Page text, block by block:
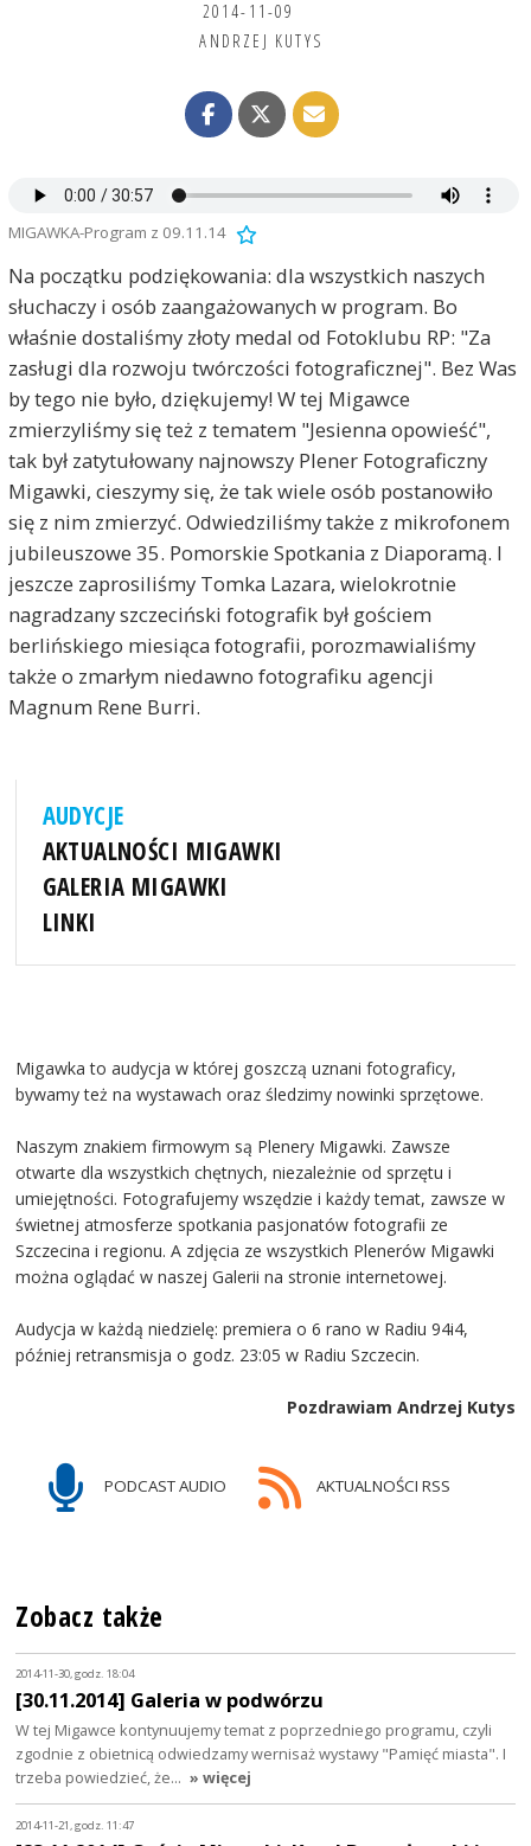
2014-11-09
ANDRZEJ KUTYS
MIGAWKA-Program z 09.11.14
Na początku podziękowania: dla wszystkich naszych
słuchaczy i osób zaangażowanych w program. Bo
właśnie dostaliśmy złoty medal od Fotoklubu RP: "Za
zasługi dla rozwoju twórczości fotograficznej". Bez Was
by tego nie było, dziękujemy! W tej Migawce
zmierzyliśmy się też z tematem "Jesienna opowieść",
tak był zatytułowany najnowszy Plener Fotograficzny
Migawki, cieszymy się, że tak wiele osób postanowiło
się z nim zmierzyć. Odwiedziliśmy także z mikrofonem
jubileuszowe 35. Pomorskie Spotkania z Diaporamą. I
jeszcze zaprosiliśmy Tomka Lazara, wielokrotnie
nagradzany szczeciński fotografik był gościem
berlińskiego miesiąca fotografii, porozmawialiśmy
także o zmarłym niedawno fotografiku agencji
Magnum Rene Burri.
AUDYCJE
AKTUALNOŚCI MIGAWKI
GALERIA MIGAWKI
LINKI
Migawka to audycja w której goszczą uznani fotograficy,
bywamy też na wystawach oraz śledzimy nowinki sprzętowe.
Naszym znakiem firmowym są Plenery Migawki. Zawsze
otwarte dla wszystkich chętnych, niezależnie od sprzętu i
umiejętności. Fotografujemy wszędzie i każdy temat, zawsze w
świetnej atmosferze spotkania pasjonatów fotografii ze
Szczecina i regionu. A zdjęcia ze wszystkich Plenerów Migawki
można oglądać w naszej Galerii na stronie internetowej.
Audycja w każdą niedzielę: premiera o 6 rano w Radiu 94i4,
później retransmisja o godz. 23:05 w Radiu Szczecin.
Pozdrawiam Andrzej Kutys
PODCAST AUDIO AKTUALNOŚCI RSS
Zobacz także
2014-11-30, godz. 18:04
[30.11.2014] Galeria w podwórzu
W tej Migawce kontynuujemy temat z poprzedniego programu, czyli
zgodnie z obietnicą odwiedzamy wernisaż wystawy "Pamięć miasta". I
trzeba powiedzieć, że… » więcej
2014-11-21, godz. 11:47